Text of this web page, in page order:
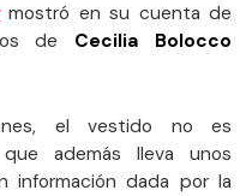
mostró en su cuenta de
de Cecilia Bolocco
el vestido no es
además lleva unos
información dada por la